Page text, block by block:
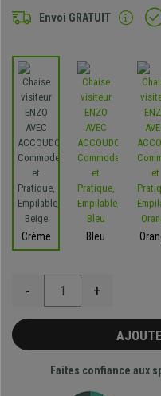
Envoi GRATUIT
Crème Bleu
- +
Faites confiance aux